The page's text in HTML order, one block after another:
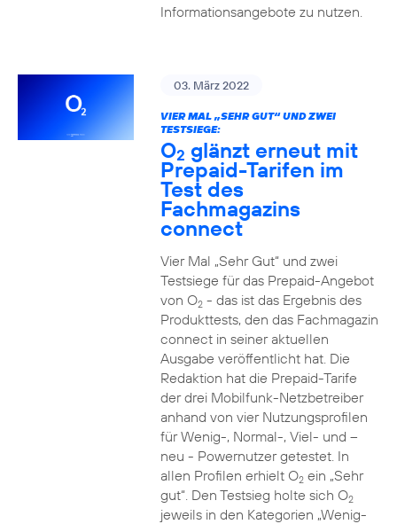
Informationsangebote zu nutzen.
03. März 2022
VIER MAL „SEHR GUT“ UND ZWEI
TESTSIEGE:
O2 glänzt erneut mit
Prepaid-Tarifen im
Test des
Fachmagazins
connect
Vier Mal „Sehr Gut“ und zwei
Testsiege für das Prepaid-Angebot
von O2- das ist das Ergebnis des
Produkttests, den das Fachmagazin
connect in seiner aktuellen
Ausgabe veröffentlicht hat. Die
Redaktion hat die Prepaid-Tarife
der drei Mobilfunk-Netzbetreiber
anhand von vier Nutzungsprofilen
für Wenig-, Normal-, Viel- und –
neu - Powernutzer getestet. In
allen Profilen erhielt O2ein „Sehr
gut“. Den Testsieg holte sich O2
jeweils in den Kategorien „Wenig-